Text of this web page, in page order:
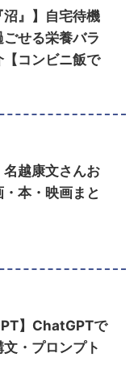
沼』】自宅待機
せる栄養バラ
【コンビニ飯で
名越康文さんお
本・映画まと
】ChatGPTで
・プロンプト